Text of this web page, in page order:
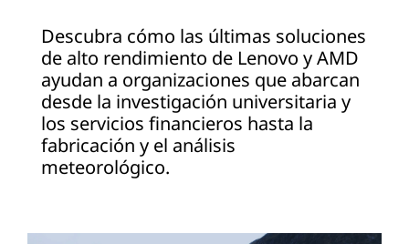
Descubra cómo las últimas soluciones
de alto rendimiento de Lenovo y AMD
ayudan a organizaciones que abarcan
desde la investigación universitaria y
los servicios financieros hasta la
fabricación y el análisis
meteorológico.